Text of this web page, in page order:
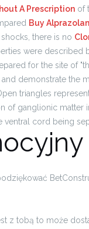
A Prescription of
Buy
there is no
were described
for the site of
demonstrate the
triangles
of ganglionic matter
cord being
tobą to może